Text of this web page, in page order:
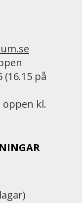
på
öppen kl.